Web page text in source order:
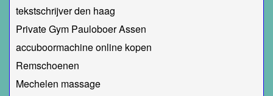
tekstschrijver den haag
Private Gym Pauloboer Assen
accuboormachine online kopen
Remschoenen
Mechelen massage